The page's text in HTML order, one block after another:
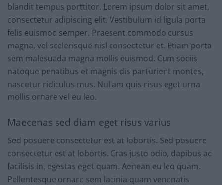
blandit tempus porttitor. Lorem ipsum dolor sit amet,
consectetur adipiscing elit. Vestibulum id ligula porta
felis euismod semper. Praesent commodo cursus
magna, vel scelerisque nisl consectetur et. Etiam porta
sem malesuada magna mollis euismod. Cum sociis
natoque penatibus et magnis dis parturient montes,
nascetur ridiculus mus. Nullam quis risus eget urna
mollis ornare vel eu leo.
Maecenas sed diam eget risus varius
Sed posuere consectetur est at lobortis. Sed posuere
consectetur est at lobortis. Cras justo odio, dapibus ac
facilisis in, egestas eget quam. Aenean eu leo quam.
Pellentesque ornare sem lacinia quam venenatis